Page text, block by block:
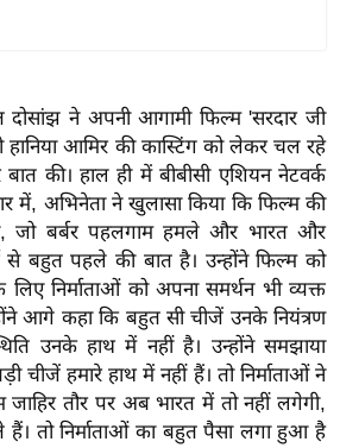
दोसांझ ने अपनी आगामी फिल्म 'सरदार जी
हानिया आमिर की कास्टिंग को लेकर चल रहे
की। हाल ही में बीबीसी एशियन नेटवर्क
में, अभिनेता ने खुलासा किया कि फिल्म की
जो बर्बर पहलगाम हमले और भारत और
से बहुत पहले की बात है। उन्होंने फिल्म को
निर्माताओं को अपना समर्थन भी व्यक्त
आगे कहा कि बहुत सी चीजें उनके नियंत्रण
उनके हाथ में नहीं है। उन्होंने समझाया
चीजें हमारे हाथ में नहीं हैं। तो निर्माताओं ने
तौर पर अब भारत में तो नहीं लगेगी,
हैं। तो निर्माताओं का बहुत पैसा लगा हुआ है